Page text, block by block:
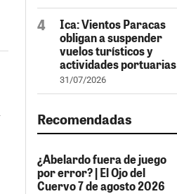
Ica: Vientos Paracas
obligan a suspender
vuelos turísticos y
actividades portuarias
31/07/2026
Recomendadas
¿Abelardo fuera de juego
por error? | El Ojo del
Cuervo 7 de agosto 2026